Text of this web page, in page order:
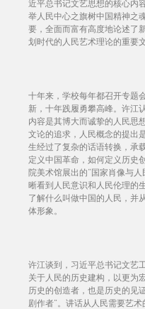
近平总书记文艺思想的核心内
举人民中心之旗树中国精神之
要，全面而富有高度地论述了
划时代的人民艺术理论的重要文
十年来，学校每年都召开专题
新，十年践履勇攀高峰。许江
内容是其博大而诚挚的人民思
文论的追求，人民概念的提出
生经过了复杂的话语转换，承
定义中国革命，如何定义历史
院美术馆展出的“国家肖像与
晰看到人民意识和人民伦理的
了解什么叫做中国的人民，并
体形象。
许江谈到，习近平总书记文艺
关于人民的历史建构，以更为
历史的创造者，也是历史的见
剧作者”。讲话从人民需要艺